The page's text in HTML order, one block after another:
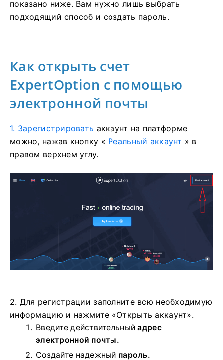
показано ниже. Вам нужно лишь выбрать
подходящий способ и создать пароль.
Как открыть счет
ExpertOption с помощью
электронной почты
1. Зарегистрировать аккаунт на платформе
можно, нажав кнопку « Реальный аккаунт » в
правом верхнем углу.
2. Для регистрации заполните всю необходимую
информацию и нажмите «Открыть аккаунт».
Введите действительныйадрес
электронной почты.
Создайте надежный пароль.